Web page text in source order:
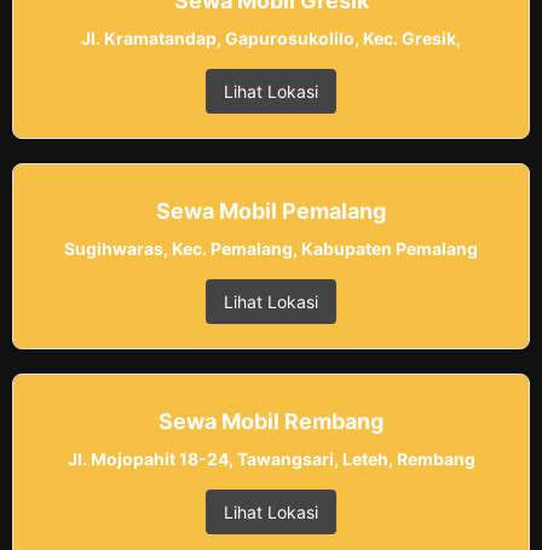
Jl. Kramatandap, Gapurosukolilo, Kec. Gresik,
Lihat Lokasi
Sewa Mobil Pemalang
Sugihwaras, Kec. Pemalang, Kabupaten Pemalang
Lihat Lokasi
Sewa Mobil Rembang
Jl. Mojopahit 18-24, Tawangsari, Leteh, Rembang
Lihat Lokasi